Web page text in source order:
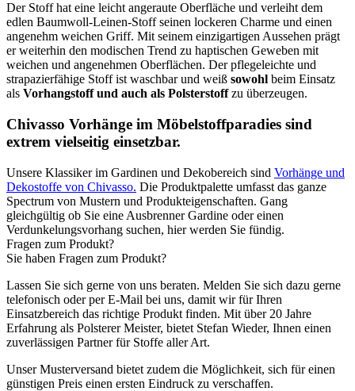
Der Stoff hat eine leicht angeraute Oberfläche und verleiht dem
edlen Baumwoll-Leinen-Stoff seinen lockeren Charme und einen
angenehm weichen Griff. Mit seinem einzigartigen Aussehen prägt
er weiterhin den modischen Trend zu haptischen Geweben mit
weichen und angenehmen Oberflächen. Der pflegeleichte und
strapazierfähige Stoff ist waschbar und weiß sowohl beim Einsatz
als Vorhangstoff und auch als Polsterstoffzu überzeugen.
Chivasso Vorhänge im Möbelstoffparadies sind
extrem vielseitig einsetzbar.
Unsere Klassiker im Gardinen und Dekobereich sind Vorhänge und
Dekostoffe von Chivasso. Die Produktpalette umfasst das ganze
Spectrum von Mustern und Produkteigenschaften. Gang
gleichgültig ob Sie eine Ausbrenner Gardine oder einen
Verdunkelungsvorhang suchen, hier werden Sie fündig.
Fragen zum Produkt?
Sie haben Fragen zum Produkt?
Lassen Sie sich gerne von uns beraten. Melden Sie sich dazu gerne
telefonisch oder per E-Mail bei uns, damit wir für Ihren
Einsatzbereich das richtige Produkt finden. Mit über 20 Jahre
Erfahrung als Polsterer Meister, bietet Stefan Wieder, Ihnen einen
zuverlässigen Partner für Stoffe aller Art.
Unser Musterversand bietet zudem die Möglichkeit, sich für einen
günstigen Preis einen ersten Eindruck zu verschaffen.